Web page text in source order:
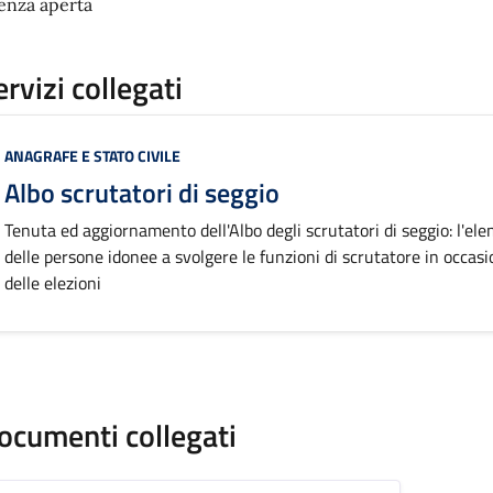
aperta
collegati
Categoria:
ANAGRAFE E STATO CIVILE
Albo scrutatori di seggio
Tenuta ed aggiornamento dell'Albo degli scrutatori di seggio:
delle persone idonee a svolgere le funzioni di scrutatore in
delle elezioni
collegati